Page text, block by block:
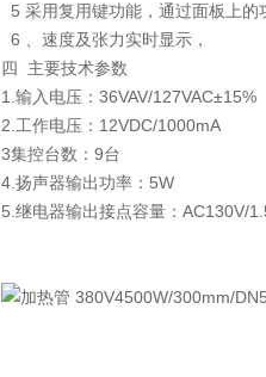
5 采用复用键功能，通过面板上
6 、速度及张力实时显示，
四 主要技术参数
1.输入电压：36VAV/127VAC±15%
2.工作电压：12VDC/1000mA
3集控台数：9台
4.扬声器输出功率：5W
5.继电器输出接点容量：AC130V/